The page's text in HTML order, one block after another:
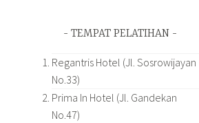
TEMPAT PELATIHAN
Regantris Hotel (Jl. Sosrowijayan
No.33)
Prima In Hotel (Jl. Gandekan
No.47)